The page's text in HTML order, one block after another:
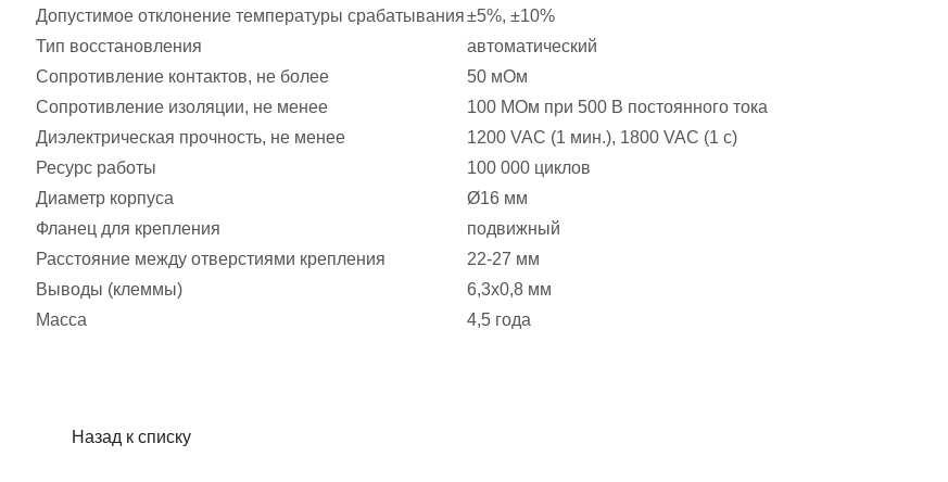
Допустимое отклонение температуры срабатывания±5%, ±10%
Тип восстановления
автоматический
Сопротивление контактов, не более
50 мОм
Сопротивление изоляции, не менее
100 МОм при 500 В постоянного тока
Диэлектрическая прочность, не менее
1200 VAC (1 мин.), 1800 VAC (1 с)
Ресурс работы
100 000 циклов
Диаметр корпуса
Ø16 мм
Фланец для крепления
подвижный
Расстояние между отверстиями крепления
22-27 мм
Выводы (клеммы)
6,3х0,8 мм
Масса
4,5 года
Назад к списку